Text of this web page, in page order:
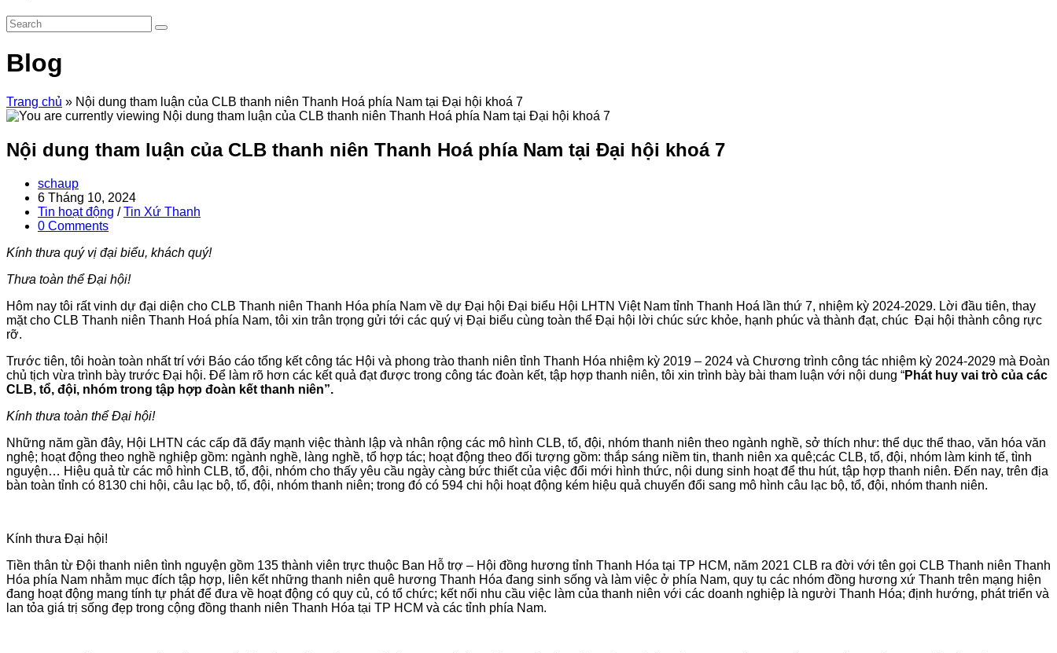
Blog
Trang chủ » Nội dung tham luận của CLB thanh niên Thanh Hoá phía Nam tại Đại hội khoá 7
Nội dung tham luận của CLB thanh niên Thanh Hoá phía Nam tại Đại hội khoá 7
Post
author:
schaup
Post
published:
6 Tháng 10, 2024
Post
category:
Tin hoạt động / Tin Xứ Thanh
Post
0 Comments
Kính thưa quý vị đại biểu, khách quý!
Thưa toàn thể Đại hội!
Hôm nay tôi rất vinh dự đại diện cho CLB Thanh niên Thanh Hóa phía Nam về dự Đại hội Đại biểu Hội LHTN Việt Nam tỉnh Thanh Hoá lần thứ 7, nhiệm kỳ 2024-2029. Lời đầu tiên, thay
mặt cho CLB Thanh niên Thanh Hoá phía Nam, tôi xin trân trọng gửi tới các quý vị Đại biểu cùng toàn thể Đại hội lời chúc sức khỏe, hạnh phúc và thành đạt, chúc Đại hội thành công rực
rỡ.
Trước tiên, tôi hoàn toàn nhất trí với Báo cáo tổng kết công tác Hội và phong trào thanh niên tỉnh Thanh Hóa nhiệm kỳ 2019 – 2024 và Chương trình công tác nhiệm kỳ 2024-2029 mà Đoàn
chủ tịch vừa trình bày trước Đại hội. Để làm rõ hơn các kết quả đạt được trong công tác đoàn kết, tập hợp thanh niên, tôi xin trình bày bài tham luận với nội dung “Phát huy vai trò của các
CLB, tổ, đội, nhóm trong tập hợp đoàn kết thanh niên”.
Kính thưa toàn thể Đại hội!
Những năm gần đây, Hội LHTN các cấp đã đẩy mạnh việc thành lập và nhân rộng các mô hình CLB, tổ, đội, nhóm thanh niên theo ngành nghề, sở thích như: thể dục thể thao, văn hóa văn
nghệ; hoạt động theo nghề nghiệp gồm: ngành nghề, làng nghề, tổ hợp tác; hoạt động theo đối tượng gồm: thắp sáng niềm tin, thanh niên xa quê;các CLB, tổ, đội, nhóm làm kinh tế, tình
nguyện… Hiệu quả từ các mô hình CLB, tổ, đội, nhóm cho thấy yêu cầu ngày càng bức thiết của việc đổi mới hình thức, nội dung sinh hoạt để thu hút, tập hợp thanh niên. Đến nay, trên địa
bàn toàn tỉnh có 8130 chi hội, câu lạc bộ, tổ, đội, nhóm thanh niên; trong đó có 594 chi hội hoạt động kém hiệu quả chuyển đổi sang mô hình câu lạc bộ, tổ, đội, nhóm thanh niên.
Kính thưa Đại hội!
Tiền thân từ Đội thanh niên tình nguyện gồm 135 thành viên trực thuộc Ban Hỗ trợ – Hội đồng hương tỉnh Thanh Hóa tại TP HCM, năm 2021 CLB ra đời với tên gọi CLB Thanh niên Thanh
Hóa phía Nam nhằm mục đích tập hợp, liên kết những thanh niên quê hương Thanh Hóa đang sinh sống và làm việc ở phía Nam, quy tụ các nhóm đồng hương xứ Thanh trên mạng hiện
đang hoạt động mang tính tự phát để đưa về hoạt động có quy củ, có tổ chức; kết nối nhu cầu việc làm của thanh niên với các doanh nghiệp là người Thanh Hóa; định hướng, phát triển và
lan tỏa giá trị sống đẹp trong cộng đồng thanh niên Thanh Hóa tại TP HCM và các tỉnh phía Nam.